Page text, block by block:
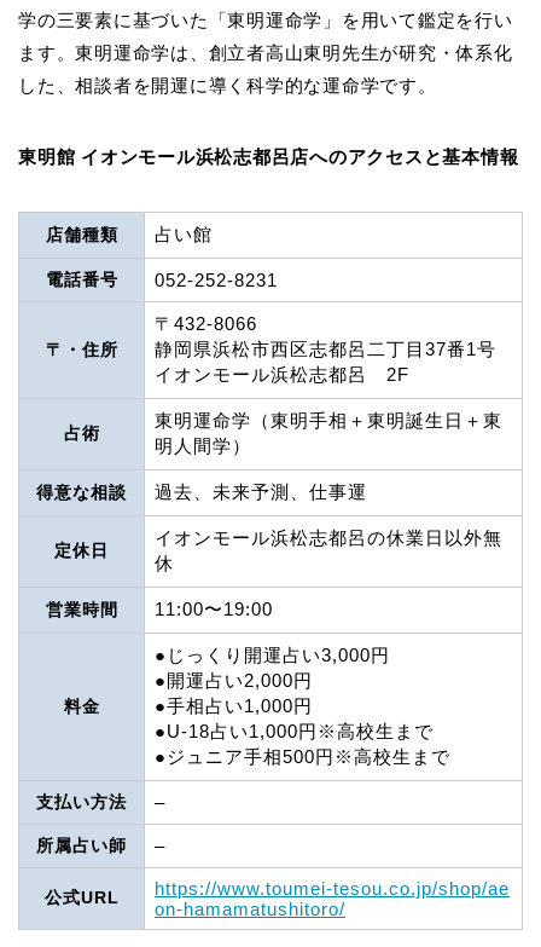
学の三要素に基づいた「東明運命学」を用いて鑑定を行い
ます。東明運命学は、創立者高山東明先生が研究・体系化
した、相談者を開運に導く科学的な運命学です。
東明館 イオンモール浜松志都呂店へのアクセスと基本情報
店舗種類 占い館
電話番号 052-252-8231
〒・住所
〒432-8066
静岡県浜松市西区志都呂二丁目37番1号
イオンモール浜松志都呂 2F
占術
東明運命学（東明手相＋東明誕生日＋東
明人間学）
得意な相談 過去、未来予測、仕事運
定休日
イオンモール浜松志都呂の休業日以外無
休
営業時間 11:00〜19:00
料金
●じっくり開運占い3,000円
●開運占い2,000円
●手相占い1,000円
●U-18占い1,000円※高校生まで
●ジュニア手相500円※高校生まで
支払い方法 –
所属占い師 –
公式URL
https://www.toumei-tesou.co.jp/shop/ae
on-hamamatushitoro/